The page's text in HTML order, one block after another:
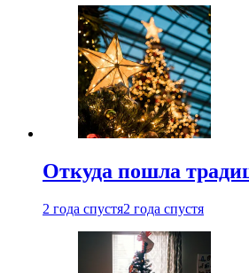
Откуда пошла
2 года спустя2 года спустя